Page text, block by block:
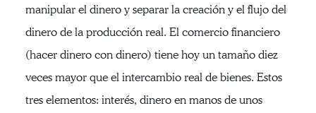
manipular el dinero y separar la creación y el flujo del
dinero de la producción real. El comercio financiero
(hacer dinero con dinero) tiene hoy un tamaño diez
veces mayor que el intercambio real de bienes. Estos
tres elementos: interés, dinero en manos de unos